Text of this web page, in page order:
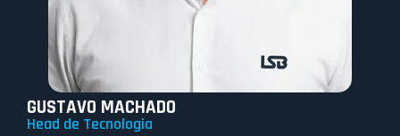
GUSTAVO MACHADO
Head de Tecnologia